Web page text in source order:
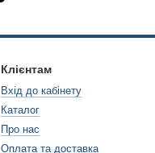
Клієнтам
Вхід до кабінету
Каталог
Про нас
Оплата та доставка